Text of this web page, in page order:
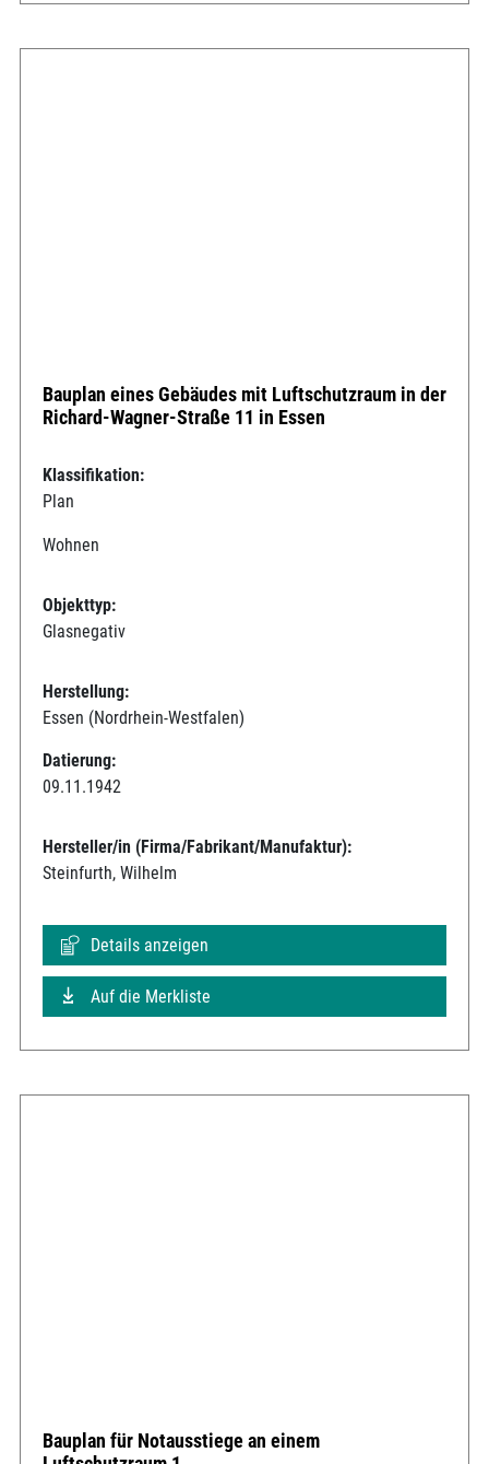
Bauplan eines Gebäudes mit Luftschutzraum in der
Richard-Wagner-Straße 11 in Essen
Klassifikation:
Plan
Wohnen
Objekttyp:
Glasnegativ
Herstellung:
Essen (Nordrhein-Westfalen)
Datierung:
09.11.1942
Hersteller/in (Firma/Fabrikant/Manufaktur):
Steinfurth, Wilhelm
Details anzeigen
Auf die Merkliste
Bauplan für Notausstiege an einem